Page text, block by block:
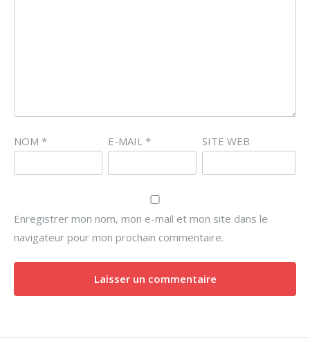
NOM * E-MAIL * SITE WEB
Enregistrer mon nom, mon e-mail et mon site dans le
navigateur pour mon prochain commentaire.